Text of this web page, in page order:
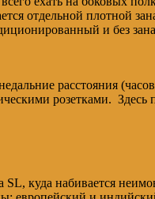
отдельной плотной
и без
расстояния
розетками. Здесь
куда набивается